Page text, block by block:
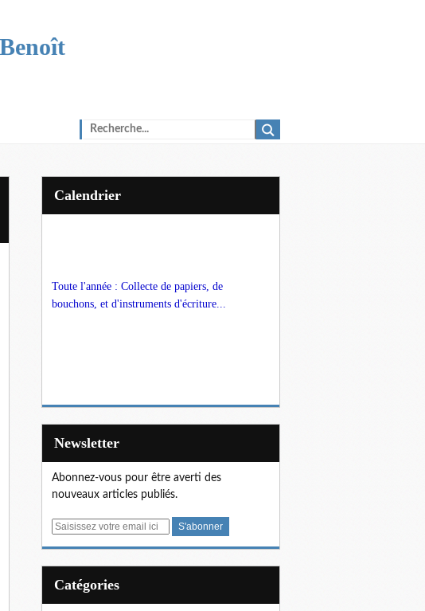
Calendrier
Toute l'année : Collecte de papiers, de
bouchons, et d'instruments d'écriture...
Newsletter
Abonnez-vous pour être averti des
nouveaux articles publiés.
E
Catégories